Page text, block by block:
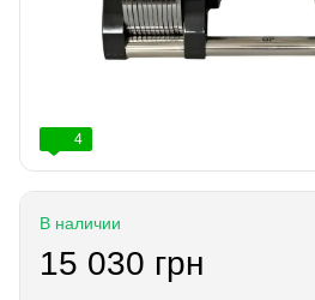
4
В наличии
15 030 грн